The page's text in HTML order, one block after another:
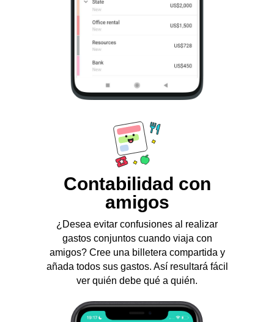
¿Desea evitar confusiones al realizar
gastos conjuntos cuando viaja con
amigos? Cree una billetera compartida y
añada todos sus gastos. Así resultará fácil
ver quién debe qué a quién.
Contabilidad con
amigos